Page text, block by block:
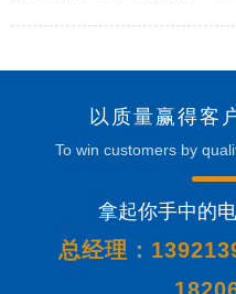
以质量赢得客
To win customers by
拿起你手中的
总经理：